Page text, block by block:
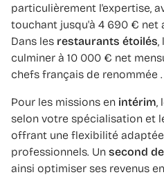
particulièrement l'expertise,
touchant jusqu'à 4 690 € net
Dans les restaurants étoilés,
culminer à 10 000 € net
chefs français de renommée .
Pour les missions en intérim,
selon votre spécialisation et
offrant une flexibilité
professionnels. Un second
ainsi optimiser ses revenus